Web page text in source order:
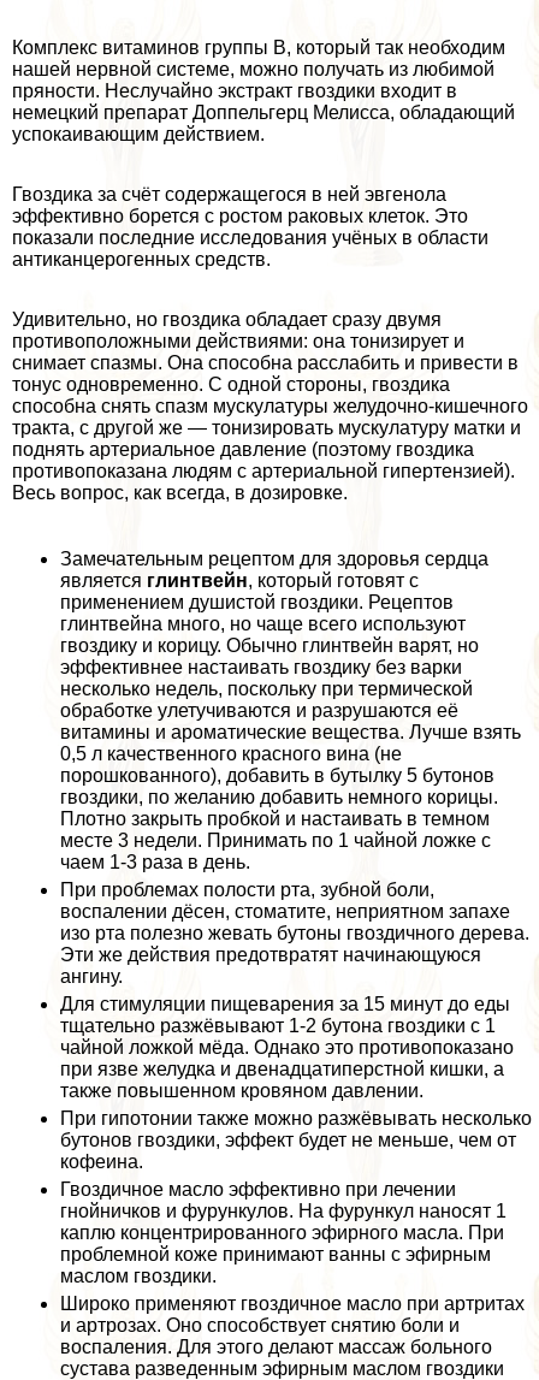
Комплекс витаминов группы В, который так необходим
нашей нервной системе, можно получать из любимой
пряности. Неслучайно экстpaкт гвоздики входит в
немецкий препарат Доппельгерц Мелисса, обладающий
успокаивающим действием.
Гвоздика за счёт содержащегося в ней эвгенола
эффективно борется с ростом paковых клеток. Это
показали последние исследования учёных в области
антиканцерогенных средств.
Удивительно, но гвоздика обладает сразу двумя
противоположными действиями: она тонизирует и
снимает спазмы. Она способна расслабить и привести в
тонус одновременно. С одной стороны, гвоздика
способна снять спазм мускулатуры желудочно-кишечного
тpaкта, с другой же — тонизировать мускулатуру матки и
поднять артериальное давление (поэтому гвоздика
противопоказана людям с артериальной гипертензией).
Весь вопрос, как всегда, в дозировке.
Замечательным рецептом для здоровья сердца
является глинтвейн, который готовят с
применением душистой гвоздики. Рецептов
глинтвейна много, но чаще всего используют
гвоздику и корицу. Обычно глинтвейн варят, но
эффективнее настаивать гвоздику без варки
несколько недель, поскольку при термической
обработке улетучиваются и разрушаются её
витамины и ароматические вещества. Лучше взять
0,5 л качественного красного вина (не
порошкованного), добавить в бутылку 5 бутонов
гвоздики, по желанию добавить немного корицы.
Плотно закрыть пробкой и настаивать в темном
месте 3 недели. Принимать по 1 чайной ложке с
чаем 1-3 раза в день.
При проблемах полости рта, зубной боли,
воспалении дёсен, стоматите, неприятном запахе
изо рта полезно жевать бутоны гвоздичного дерева.
Эти же действия предотвратят начинающуюся
ангину.
Для стимуляции пищеварения за 15 минут до еды
тщательно разжёвывают 1-2 бутона гвоздики с 1
чайной ложкой мёда. Однако это противопоказано
при язве желудка и двенадцатиперстной кишки, а
также повышенном кровяном давлении.
При гипотонии также можно разжёвывать несколько
бутонов гвоздики, эффект будет не меньше, чем от
кофеина.
Гвоздичное масло эффективно при лечении
гнойничков и фурункулов. На фурункул наносят 1
каплю концентрированного эфирного масла. При
проблемной коже принимают ванны с эфирным
маслом гвоздики.
Широко применяют гвоздичное масло при артритах
и артрозах. Оно способствует снятию боли и
воспаления. Для этого делают массаж больного
сустава разведенным эфирным маслом гвоздики